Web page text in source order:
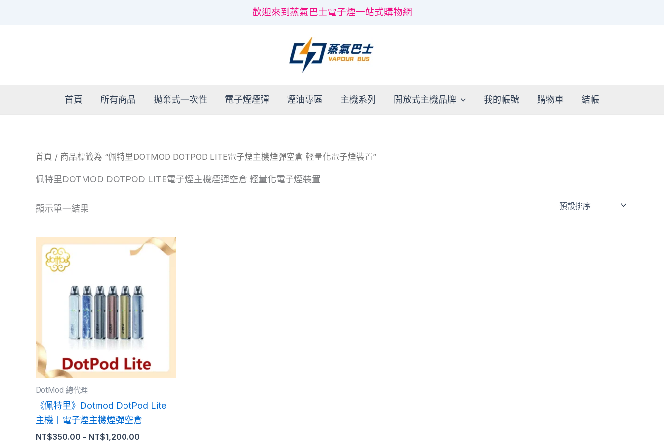
歡迎來到蒸氣巴士電子煙一站式購物網
首頁 所有商品 拋棄式一次性 電子煙煙彈 煙油專區 主機系列 開放式主機品牌 我的帳號 購物車 結帳
首頁 / 商品標籤為 “佩特里DOTMOD DOTPOD LITE電子煙主機煙彈空倉 輕量化電子煙裝置”
佩特里DOTMOD DOTPOD LITE電子煙主機煙彈空倉 輕量化電子煙裝置
顯示單一結果
DotMod 總代理
《佩特里》Dotmod DotPod Lite
主機丨電子煙主機煙彈空倉
NT$350.00 – NT$1,200.00
價
格
到
NT$1,200.00
此
有
種
款
式。
可
在
品
頁
面